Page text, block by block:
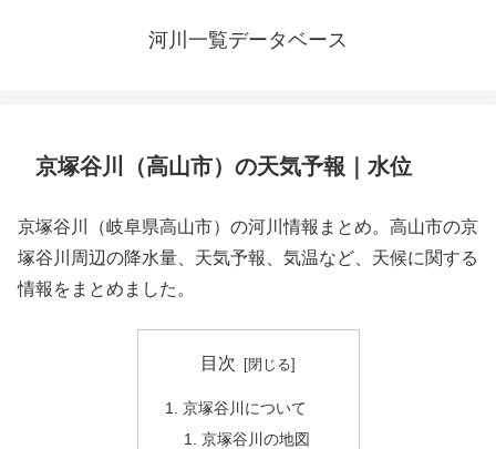
河川一覧データベース
京塚谷川（高山市）の天気予報｜水位
京塚谷川（岐阜県高山市）の河川情報まとめ。高山市の京
塚谷川周辺の降水量、天気予報、気温など、天候に関する
情報をまとめました。
目次
京塚谷川について
京塚谷川の地図